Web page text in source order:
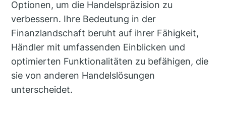
Optionen, um die Handelspräzision zu
verbessern. Ihre Bedeutung in der
Finanzlandschaft beruht auf ihrer Fähigkeit,
Händler mit umfassenden Einblicken und
optimierten Funktionalitäten zu befähigen, die
sie von anderen Handelslösungen
unterscheidet.